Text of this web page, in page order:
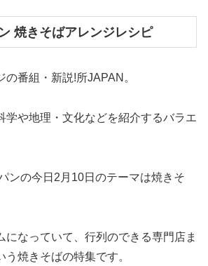
焼きそばアレンジレシピ
の番組・新説!所JAPAN。
学や地理・文化などを紹介するバラエ
ンの今日2月10日のテーマは焼きそ
になっていて、行列のできる専門店ま
焼きそばの特集です。